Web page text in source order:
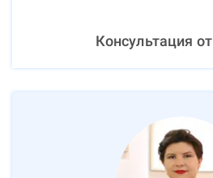
Консультация от